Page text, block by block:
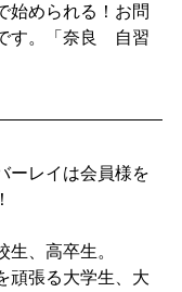
始められる！お問
す。「奈良　自習
ーレイは会員様を
、高卒生。
頑張る大学生、大